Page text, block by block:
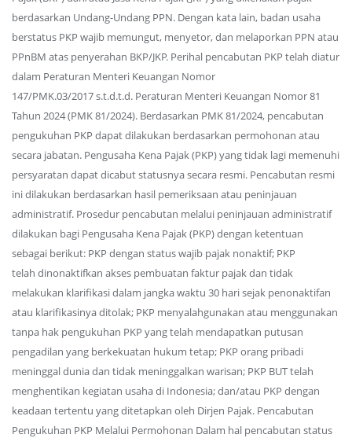
berdasarkan Undang-Undang PPN. Dengan kata lain, badan usaha
berstatus PKP wajib memungut, menyetor, dan melaporkan PPN atau
PPnBM atas penyerahan BKP/JKP. Perihal pencabutan PKP telah diatur
dalam Peraturan Menteri Keuangan Nomor
147/PMK.03/2017 s.t.d.t.d. Peraturan Menteri Keuangan Nomor 81
Tahun 2024 (PMK 81/2024). Berdasarkan PMK 81/2024, pencabutan
pengukuhan PKP dapat dilakukan berdasarkan permohonan atau
secara jabatan. Pengusaha Kena Pajak (PKP) yang tidak lagi memenuhi
persyaratan dapat dicabut statusnya secara resmi. Pencabutan resmi
ini dilakukan berdasarkan hasil pemeriksaan atau peninjauan
administratif. Prosedur pencabutan melalui peninjauan administratif
dilakukan bagi Pengusaha Kena Pajak (PKP) dengan ketentuan
sebagai berikut: PKP dengan status wajib pajak nonaktif; PKP
telah dinonaktifkan akses pembuatan faktur pajak dan tidak
melakukan klarifikasi dalam jangka waktu 30 hari sejak penonaktifan
atau klarifikasinya ditolak; PKP menyalahgunakan atau menggunakan
tanpa hak pengukuhan PKP yang telah mendapatkan putusan
pengadilan yang berkekuatan hukum tetap; PKP orang pribadi
meninggal dunia dan tidak meninggalkan warisan; PKP BUT telah
menghentikan kegiatan usaha di Indonesia; dan/atau PKP dengan
keadaan tertentu yang ditetapkan oleh Dirjen Pajak. Pencabutan
Pengukuhan PKP Melalui Permohonan Dalam hal pencabutan status